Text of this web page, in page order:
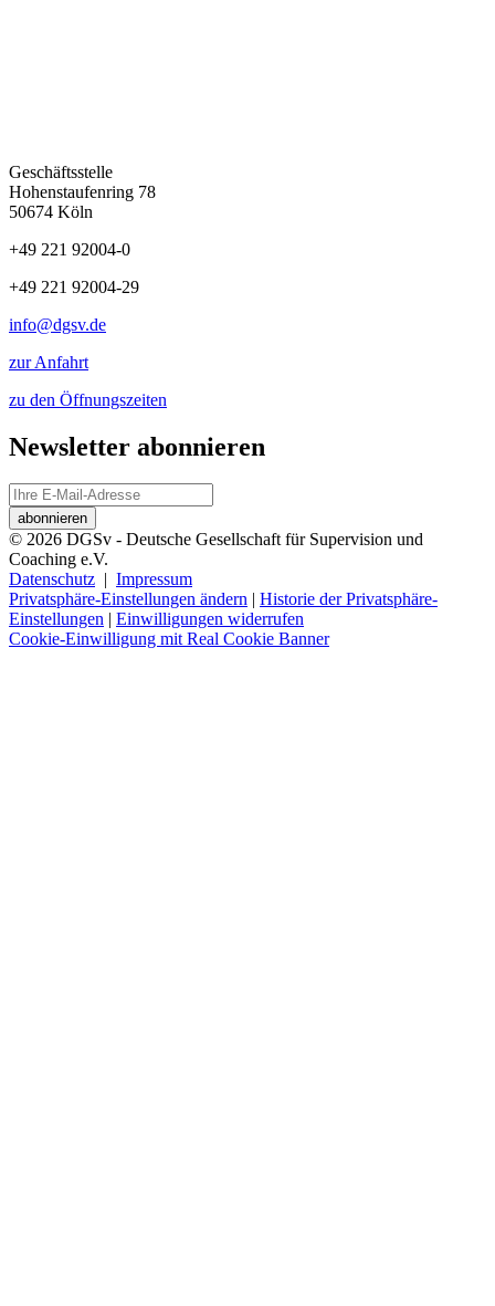
Geschäftsstelle
Hohenstaufenring 78
50674 Köln
+49 221 92004-0
+49 221 92004-29
info@dgsv.de
zur Anfahrt
zu den Öffnungszeiten
Newsletter abonnieren
© 2026 DGSv - Deutsche Gesellschaft für Supervision und
Coaching e.V.
Datenschutz | Impressum
Privatsphäre-Einstellungen ändern | Historie der Privatsphäre-
Einstellungen | Einwilligungen widerrufen
Cookie-Einwilligung mit Real Cookie Banner